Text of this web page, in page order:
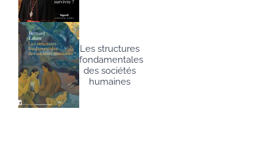
Les structures
fondamentales
des sociétés
humaines